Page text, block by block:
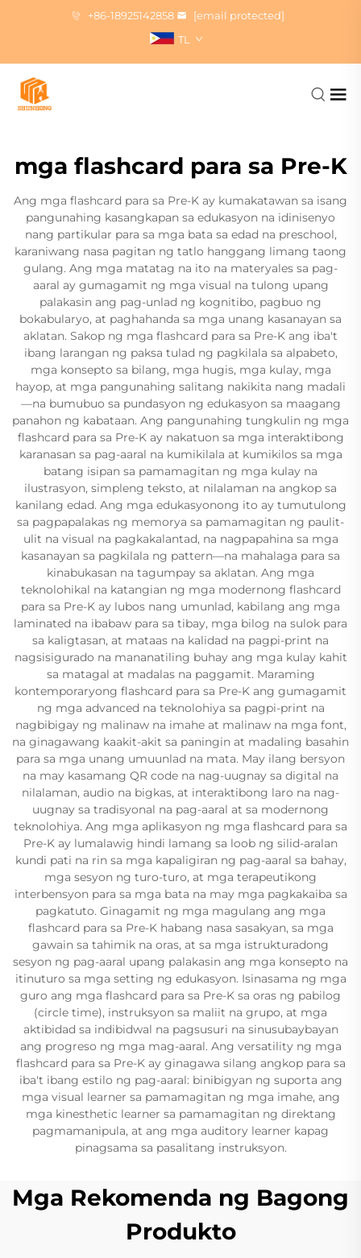
+86-18925142858
[email protected]
TL
mga flashcard para sa Pre-K
Ang mga flashcard para sa Pre-K ay kumakatawan sa isang
pangunahing kasangkapan sa edukasyon na idinisenyo
nang partikular para sa mga bata sa edad na preschool,
karaniwang nasa pagitan ng tatlo hanggang limang taong
gulang. Ang mga matatag na ito na materyales sa pag-
aaral ay gumagamit ng mga visual na tulong upang
palakasin ang pag-unlad ng kognitibo, pagbuo ng
bokabularyo, at paghahanda sa mga unang kasanayan sa
aklatan. Sakop ng mga flashcard para sa Pre-K ang iba't
ibang larangan ng paksa tulad ng pagkilala sa alpabeto,
mga konsepto sa bilang, mga hugis, mga kulay, mga
hayop, at mga pangunahing salitang nakikita nang madali
—na bumubuo sa pundasyon ng edukasyon sa maagang
panahon ng kabataan. Ang pangunahing tungkulin ng mga
flashcard para sa Pre-K ay nakatuon sa mga interaktibong
karanasan sa pag-aaral na kumikilala at kumikilos sa mga
batang isipan sa pamamagitan ng mga kulay na
ilustrasyon, simpleng teksto, at nilalaman na angkop sa
kanilang edad. Ang mga edukasyonong ito ay tumutulong
sa pagpapalakas ng memorya sa pamamagitan ng paulit-
ulit na visual na pagkakalantad, na nagpapahina sa mga
kasanayan sa pagkilala ng pattern—na mahalaga para sa
kinabukasan na tagumpay sa aklatan. Ang mga
teknolohikal na katangian ng mga modernong flashcard
para sa Pre-K ay lubos nang umunlad, kabilang ang mga
laminated na ibabaw para sa tibay, mga bilog na sulok para
sa kaligtasan, at mataas na kalidad na pagpi-print na
nagsisigurado na mananatiling buhay ang mga kulay kahit
sa matagal at madalas na paggamit. Maraming
kontemporaryong flashcard para sa Pre-K ang gumagamit
ng mga advanced na teknolohiya sa pagpi-print na
nagbibigay ng malinaw na imahe at malinaw na mga font,
na ginagawang kaakit-akit sa paningin at madaling basahin
para sa mga unang umuunlad na mata. May ilang bersyon
na may kasamang QR code na nag-uugnay sa digital na
nilalaman, audio na bigkas, at interaktibong laro na nag-
uugnay sa tradisyonal na pag-aaral at sa modernong
teknolohiya. Ang mga aplikasyon ng mga flashcard para sa
Pre-K ay lumalawig hindi lamang sa loob ng silid-aralan
kundi pati na rin sa mga kapaligiran ng pag-aaral sa bahay,
mga sesyon ng turo-turo, at mga terapeutikong
interbensyon para sa mga bata na may mga pagkakaiba sa
pagkatuto. Ginagamit ng mga magulang ang mga
flashcard para sa Pre-K habang nasa sasakyan, sa mga
gawain sa tahimik na oras, at sa mga istrukturadong
sesyon ng pag-aaral upang palakasin ang mga konsepto na
itinuturo sa mga setting ng edukasyon. Isinasama ng mga
guro ang mga flashcard para sa Pre-K sa oras ng pabilog
(circle time), instruksyon sa maliit na grupo, at mga
aktibidad sa indibidwal na pagsusuri na sinusubaybayan
ang progreso ng mga mag-aaral. Ang versatility ng mga
flashcard para sa Pre-K ay ginagawa silang angkop para sa
iba't ibang estilo ng pag-aaral: binibigyan ng suporta ang
mga visual learner sa pamamagitan ng mga imahe, ang
mga kinesthetic learner sa pamamagitan ng direktang
pagmamanipula, at ang mga auditory learner kapag
pinagsama sa pasalitang instruksyon.
Mga Rekomenda ng Bagong
Produkto